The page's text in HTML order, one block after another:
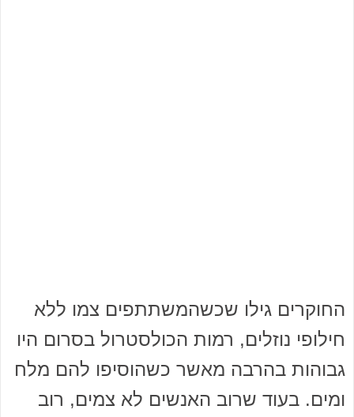
החוקרים גילו שכשהמשתתפים צמו ללא
חילופי נוזלים, רמות הכולסטרול בסרום היו
גבוהות בהרבה מאשר כשהוסיפו להם מלח
ומים. בעוד שרוב האנשים לא צמים, רוב